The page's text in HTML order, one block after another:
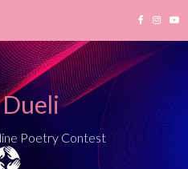
Poetry Contest